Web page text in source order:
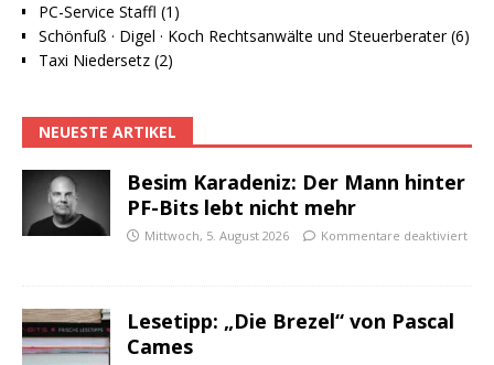
PC-Service Staffl (1)
Schönfuß · Digel · Koch Rechtsanwälte und Steuerberater (6)
Taxi Niedersetz (2)
NEUESTE ARTIKEL
Besim Karadeniz: Der Mann hinter
PF-Bits lebt nicht mehr
Mittwoch, 5. August 2026 Kommentare deaktiviert
Lesetipp: „Die Brezel“ von Pascal
Cames